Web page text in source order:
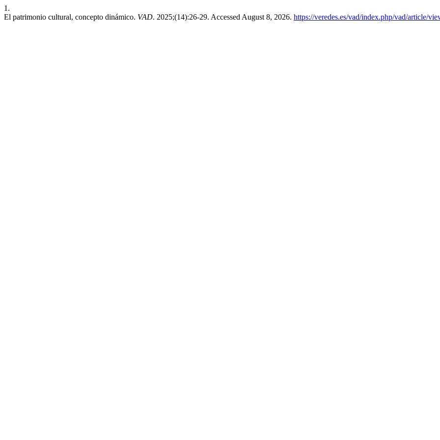
1.
El patrimonio cultural, concepto dinámico. VAD. 2025;(14):26-29. Accessed August 8, 2026. https://veredes.es/vad/index.php/vad/article/